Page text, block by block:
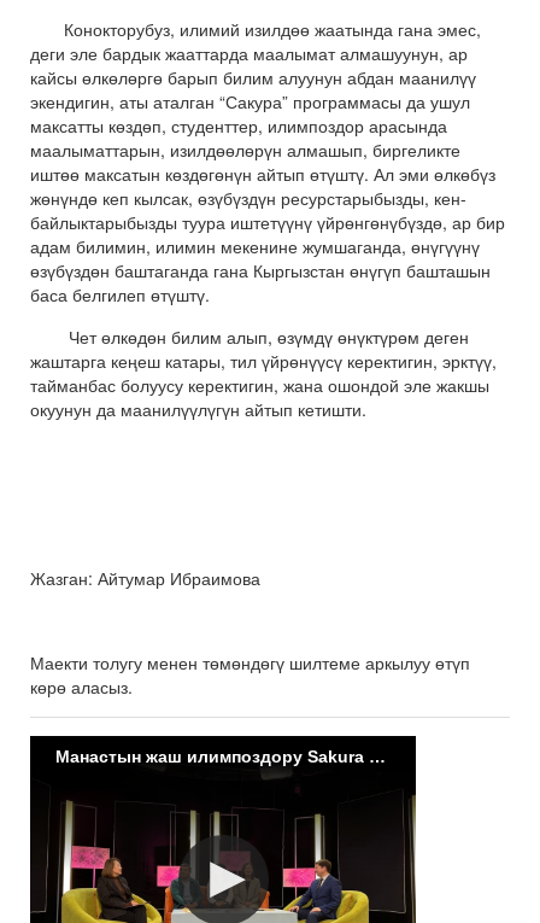
Конокторубуз, илимий изилдөө жаатында гана эмес,
деги эле бардык жааттарда маалымат алмашуунун, ар
кайсы өлкөлөргө барып билим алуунун абдан маанилүү
экендигин, аты аталган “Сакура” программасы да ушул
максатты көздөп, студенттер, илимпоздор арасында
маалыматтарын, изилдөөлөрүн алмашып, биргеликте
иштөө максатын көздөгөнүн айтып өтүштү. Ал эми өлкөбүз
жөнүндө кеп кылсак, өзүбүздүн ресурстарыбызды, кен-
байлыктарыбызды туура иштетүүнү үйрөнгөнүбүздө, ар бир
адам билимин, илимин мекенине жумшаганда, өнүгүүнү
өзүбүздөн баштаганда гана Кыргызстан өнүгүп башташын
баса белгилеп өтүштү.
Чет өлкөдөн билим алып, өзүмдү өнүктүрөм деген
жаштарга кеңеш катары, тил үйрөнүүсү керектигин, эрктүү,
тайманбас болуусу керектигин, жана ошондой эле жакшы
окуунун да маанилүүлүгүн айтып кетишти.
Жазган: Айтумар Ибраимова
Маекти толугу менен төмөндөгү шилтеме аркылуу өтүп
көрө аласыз.
Манастын жаш илимпоздору Sakura Science’та